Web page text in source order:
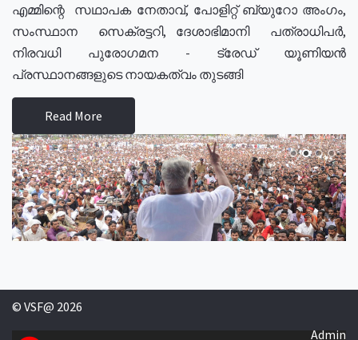
എമ്മിന്റെ സഥാപക നേതാവ്, പോളിറ്റ് ബ്യുറോ അംഗം,
സംസ്ഥാന സെക്രട്ടറി, ദേശാഭിമാനി പത്രാധിപർ,
നിരവധി പുരോഗമന - ട്രേഡ് യൂണിയൻ
പ്രസ്ഥാനങ്ങളുടെ നായകത്വം തുടങ്ങി
Read More
© VSF@ 2026
Admin